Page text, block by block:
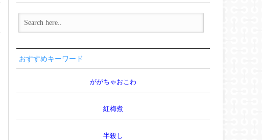
おすすめキーワード
ががちゃおこわ
紅梅煮
半殺し